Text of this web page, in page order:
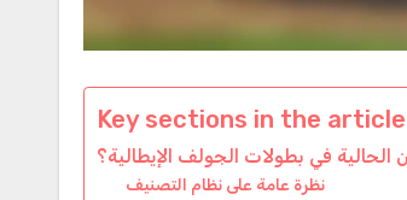
Key sections in the
الحالية في بطولات الجولف الإيطالية؟
نظرة عامة على نظام التصنيف